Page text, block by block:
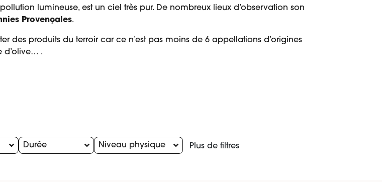
lumineuse, est un ciel très pur. De nombreux lieux d’observation son
Provençales.
produits du terroir car ce n’est pas moins de 6 appellations d’origines
d’olive… .
Durée Niveau physique Plus de filtres